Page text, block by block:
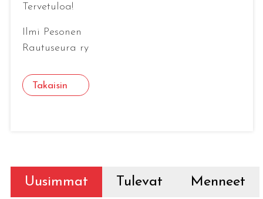
Tervetuloa!
Ilmi Pesonen
Rautuseura ry
Takaisin
Uusimmat Tulevat Menneet